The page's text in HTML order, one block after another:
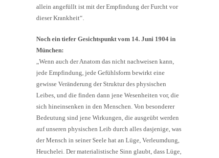
allein angefüllt ist mit der Empfindung der Furcht vor
dieser Krankheit“.
Noch ein tiefer Gesichtspunkt vom 14. Juni 1904 in
München:
„Wenn auch der Anatom das nicht nachweisen kann,
jede Empfindung, jede Gefühlsform bewirkt eine
gewisse Veränderung der Struktur des physischen
Leibes, und die finden dann jene Wesenheiten vor, die
sich hineinsenken in den Menschen. Von besonderer
Bedeutung sind jene Wirkungen, die ausgeübt werden
auf unseren physischen Leib durch alles dasjenige, was
der Mensch in seiner Seele hat an Lüge, Verleumdung,
Heuchelei. Der materialistische Sinn glaubt, dass Lüge,